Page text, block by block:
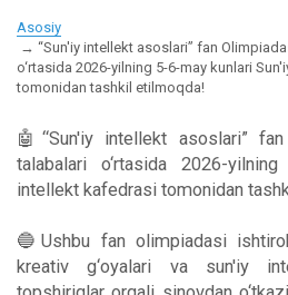
Asosiy
“Sun'iy intellekt asoslari” fan
o‘rtasida 2026-yilning 5-6-may kunlari
tomonidan tashkil etilmoqda!
🤖“Sun'iy intellekt asoslari”
talabalari o‘rtasida 2026-
intellekt kafedrasi tomonidan
🔵Ushbu fan olimpiadasi
kreativ g‘oyalari va sun'iy